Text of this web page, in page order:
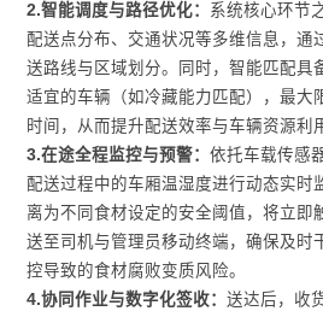
2.智能调度与路径优化： 系统核心环节
配送点分布、交通状况等多维信息，通
送路线与区域划分。同时，智能匹配具
适宜的车辆（如冷藏能力匹配），最大
时间，从而提升配送效率与车辆资源利
3.在途全程监控与预警：依托车载传感
配送过程中的车厢温湿度进行动态实时
离为不同食材设定的安全阈值，将立即
送至司机与管理员移动终端，确保及时
控导致的食材腐败变质风险。
4.协同作业与数字化签收：送达后，收